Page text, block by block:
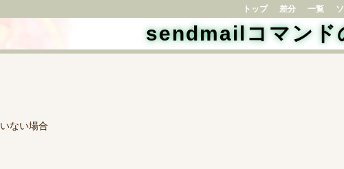
トップ 差分 一覧
sendmailコマンド
ない場合